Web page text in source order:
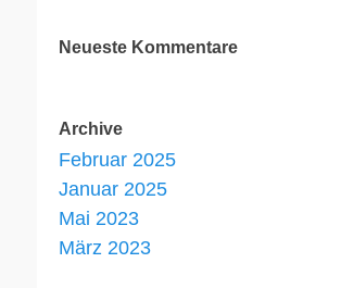
Neueste Kommentare
Archive
Februar 2025
Januar 2025
Mai 2023
März 2023